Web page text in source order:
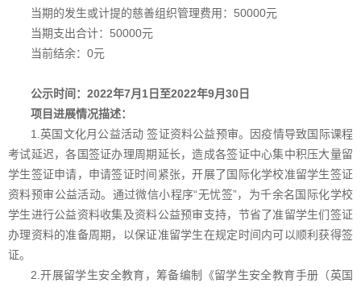
当期的发生或计提的慈善组织管理费用： 50000元
当期支出合计： 50000元
当前结余： 0元
公示时间：2022年7月1日至2022年9月30日
项目进展情况描述：
1.英国文化月公益活动 签证资料公益预审。因疫情导致国际课程
考试延迟，各国签证办理周期延长，造成各签证中心集中积压大量留
学生签证申请，申请签证时间紧张，开展了国际化学校准留学生签证
资料预审公益活动。通过微信小程序“无忧签”，为千余名国际化学校
学生进行公益资料收集及资料公益预审支持，节省了准留学生们签证
办理资料的准备周期，以保证准留学生在规定时间内可以顺利获得签
证。
2.开展留学生安全教育，筹备编制《留学生安全教育手册（英国